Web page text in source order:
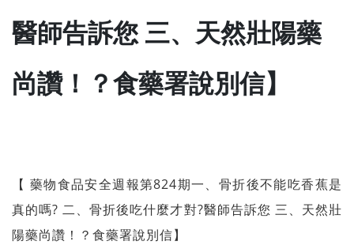
醫師告訴您 三、天然壯陽藥
尚讚！？食藥署說別信】
【 藥物食品安全週報第824期一、骨折後不能吃香蕉是
真的嗎? 二、骨折後吃什麼才對?醫師告訴您 三、天然壯
陽藥尚讚！？食藥署說別信】